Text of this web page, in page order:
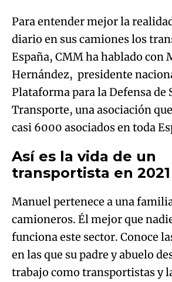
Para entender mejor la
diario en sus camiones los
España, CMM ha hablado con
Hernández, presidente
Plataforma para la Defensa de
Transporte, una asociación
casi 6000 asociados en toda
Así es la vida de un
transportista en 2021
Manuel pertenece a una
camioneros. Él mejor que
funciona este sector. Conoce
en las que su padre y abuelo
trabajo como transportistas y